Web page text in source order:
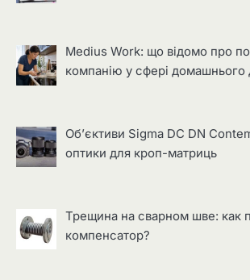
Medius Work: що відомо про
компанію у сфері домашнього
Об’єктиви Sigma DC DN
оптики для кроп-матриць
Трещина на сварном шве: как
компенсатор?